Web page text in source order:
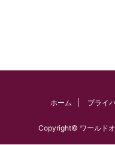
ホーム プライ
Copyright© ワールド